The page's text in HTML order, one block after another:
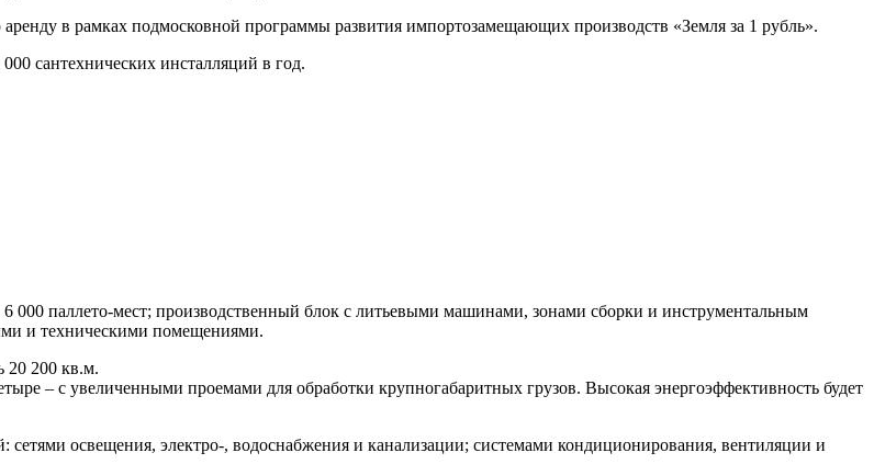
в рамках подмосковной программы развития импортозамещающих производств «Земля за 1 рубль».
сантехнических инсталляций в год.
000 паллето-мест; производственный блок с литьевыми машинами, зонами сборки и инструментальным
и техническими помещениями.
20 200 кв.м.
– с увеличенными проемами для обработки крупногабаритных грузов. Высокая энергоэффективность будет
сетями освещения, электро-, водоснабжения и канализации; системами кондиционирования, вентиляции и